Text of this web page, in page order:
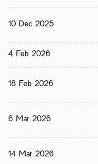
10 Dec 2025
4 Feb 2026
18 Feb 2026
6 Mar 2026
14 Mar 2026